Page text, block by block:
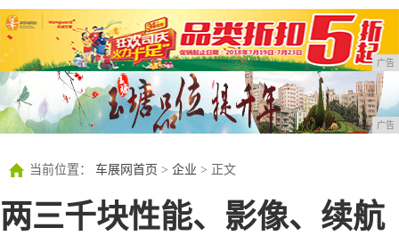
广告
广告
当前位置： 车展网首页 > 企业 > 正文
两三千块性能、影像、续航